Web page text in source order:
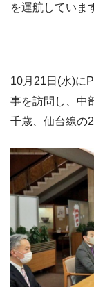
を運航していま
10月21日(水)に
事を訪問し、中
千歳、仙台線の